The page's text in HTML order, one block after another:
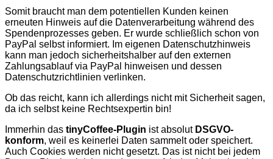
Somit braucht man dem potentiellen Kunden keinen
erneuten Hinweis auf die Datenverarbeitung während des
Spendenprozesses geben. Er wurde schließlich schon von
PayPal selbst informiert. Im eigenen Datenschutzhinweis
kann man jedoch sicherheitshalber auf den externen
Zahlungsablauf via PayPal hinweisen und dessen
Datenschutzrichtlinien verlinken.
Ob das reicht, kann ich allerdings nicht mit Sicherheit sagen,
da ich selbst keine Rechtsexpertin bin!
Immerhin das tinyCoffee-Plugin ist absolutDSGVO-
konform, weil es keinerlei Daten sammelt oder speichert.
Auch Cookies werden nicht gesetzt. Das ist nicht bei jedem